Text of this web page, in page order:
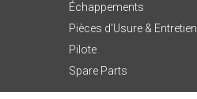
Échappements
Pièces d'Usure & Entretien
Pilote
Spare Parts